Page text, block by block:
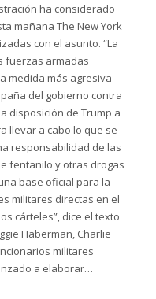
ha considerado
mañana The New York
con el asunto. “La
fuerzas armadas
medida más agresiva
del gobierno contra
disposición de Trump a
llevar a cabo lo que se
responsabilidad de las
fentanilo y otras drogas
base oficial para la
militares directas en el
cárteles”, dice el texto
Haberman, Charlie
militares
a elaborar…